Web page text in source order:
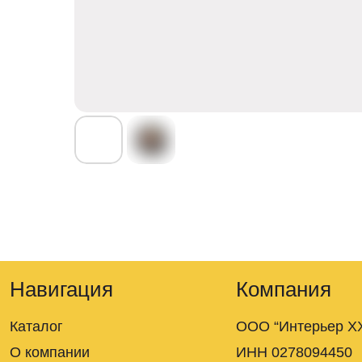
Навигация
Каталог
О компании
Компания
ООО “Интерьер
ИНН 0278094450